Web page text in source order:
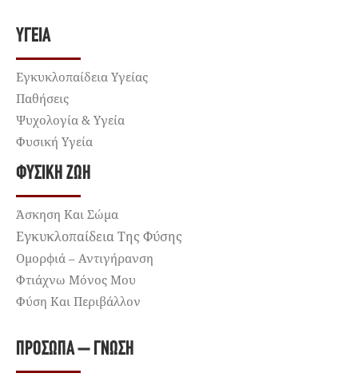
ΥΓΕΊΑ
Εγκυκλοπαίδεια Υγείας
Παθήσεις
Ψυχολογία & Υγεία
Φυσική Υγεία
ΦΥΣΙΚΉ ΖΩΉ
Άσκηση Και Σώμα
Εγκυκλοπαίδεια Της Φύσης
Ομορφιά – Αντιγήρανση
Φτιάχνω Μόνος Μου
Φύση Και Περιβάλλον
ΠΡΌΣΩΠΑ – ΓΝΏΣΗ